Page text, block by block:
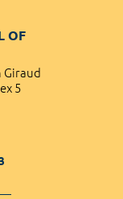
OF
Giraud
5